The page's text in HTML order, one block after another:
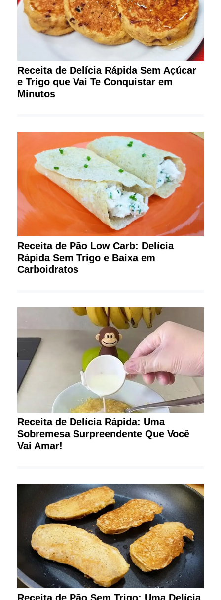
Receita de Delícia Rápida Sem Açúcar
e Trigo que Vai Te Conquistar em
Minutos
Receita de Pão Low Carb: Delícia
Rápida Sem Trigo e Baixa em
Carboidratos
Receita de Delícia Rápida: Uma
Sobremesa Surpreendente Que Você
Vai Amar!
Receita de Pão Sem Trigo: Uma Delícia